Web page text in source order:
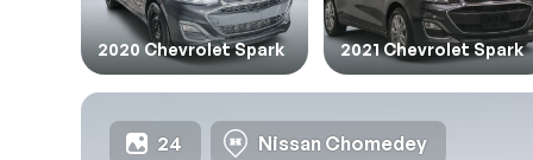
2020 Chevrolet Spark 2021 Chevrolet Spark
24 Nissan Chomedey